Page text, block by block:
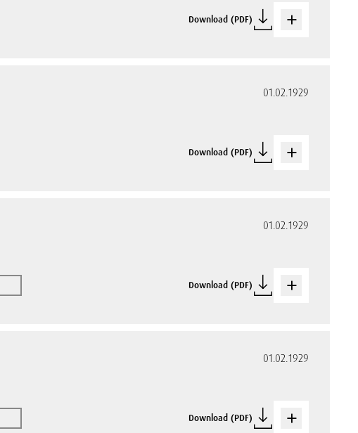
Download (PDF)
01.02.1929
Download (PDF)
01.02.1929
Download (PDF)
01.02.1929
Download (PDF)